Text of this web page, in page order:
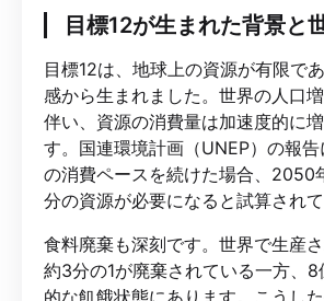
目標12が生まれた背景と
目標12は、地球上の資源が有限で
感から生まれました。世界の人口
伴い、資源の消費量は加速度的に
す。国連環境計画（UNEP）の報
の消費ペースを続けた場合、2050
分の資源が必要になると試算されて
食料廃棄も深刻です。世界で生産
約3分の1が廃棄されている一方、
的な飢餓状態にあります。こうし